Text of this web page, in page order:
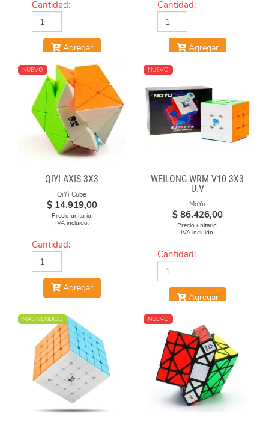
Cantidad:
Agregar
Cantidad:
Agregar
NUEVO
QIYI AXIS 3X3
QiYi Cube
$ 14.919,00
Precio unitario.
IVA incluido.
Cantidad:
Agregar
NUEVO
WEILONG WRM V10 3X3
U.V
MoYu
$ 86.426,00
Precio unitario.
IVA incluido.
Cantidad:
Agregar
MÁS VENDIDO NUEVO